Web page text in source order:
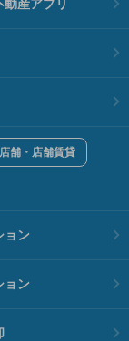
動産アプリ
舗・店舗賃貸
ョン
ョン